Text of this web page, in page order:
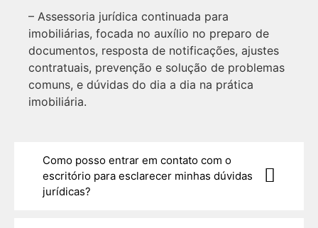
– Assessoria jurídica continuada para
imobiliárias, focada no auxílio no preparo de
documentos, resposta de notificações, ajustes
contratuais, prevenção e solução de problemas
comuns, e dúvidas do dia a dia na prática
imobiliária.
Como posso entrar em contato com o
escritório para esclarecer minhas dúvidas
jurídicas?